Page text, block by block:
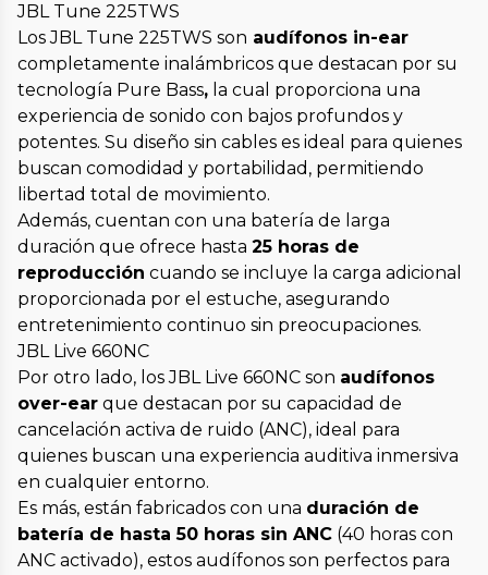
JBL Tune 225TWS
Los JBL Tune 225TWS son audífonos in-ear
completamente inalámbricos que destacan por su
tecnología Pure Bass, la cual proporciona una
experiencia de sonido con bajos profundos y
potentes. Su diseño sin cables es ideal para quienes
buscan comodidad y portabilidad, permitiendo
libertad total de movimiento.
Además, cuentan con una batería de larga
duración que ofrece hasta 25 horas de
reproducción cuando se incluye la carga adicional
proporcionada por el estuche, asegurando
entretenimiento continuo sin preocupaciones.
JBL Live 660NC
Por otro lado, los JBL Live 660NC son audífonos
over-ear que destacan por su capacidad de
cancelación activa de ruido (ANC), ideal para
quienes buscan una experiencia auditiva inmersiva
en cualquier entorno.
Es más, están fabricados con una duración de
batería de hasta 50 horas sin ANC (40 horas con
ANC activado), estos audífonos son perfectos para